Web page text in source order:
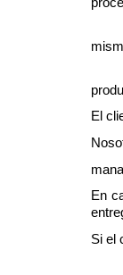
En
En
El
En
Si el